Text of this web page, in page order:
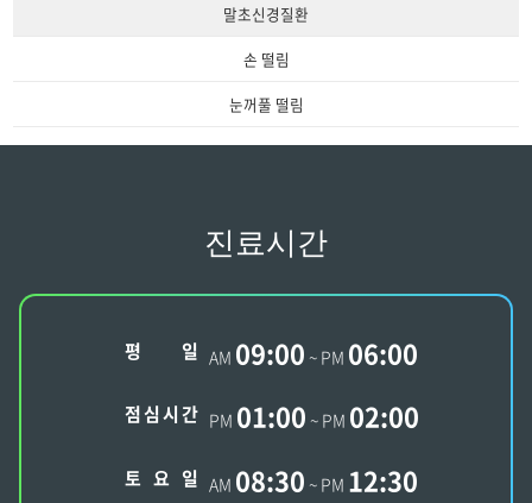
말초신경질환
손 떨림
눈꺼풀 떨림
진료시간
평 일 AM 09:00 ~ PM 06:00
점심시간 PM 01:00 ~ PM 02:00
토 요 일 AM 08:30 ~ PM 12:30